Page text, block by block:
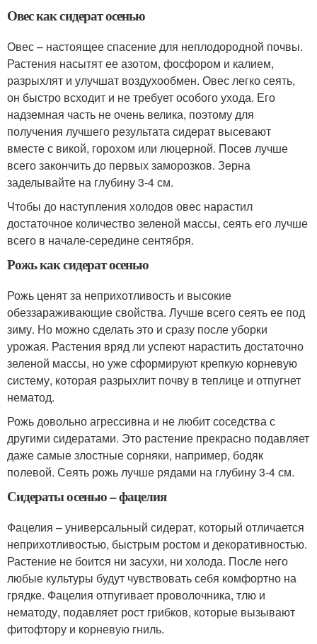
Овес как сидерат осенью
Овес – настоящее спасение для неплодородной почвы.
Растения насытят ее азотом, фосфором и калием,
разрыхлят и улучшат воздухообмен. Овес легко сеять,
он быстро всходит и не требует особого ухода. Его
надземная часть не очень велика, поэтому для
получения лучшего результата сидерат высевают
вместе с викой, горохом или люцерной. Посев лучше
всего закончить до первых заморозков. Зерна
заделывайте на глубину 3-4 см.
Чтобы до наступления холодов овес нарастил
достаточное количество зеленой массы, сеять его лучше
всего в начале-середине сентября.
Рожь как сидерат осенью
Рожь ценят за неприхотливость и высокие
обеззараживающие свойства. Лучше всего сеять ее под
зиму. Но можно сделать это и сразу после уборки
урожая. Растения вряд ли успеют нарастить достаточно
зеленой массы, но уже сформируют крепкую корневую
систему, которая разрыхлит почву в теплице и отпугнет
нематод.
Рожь довольно агрессивна и не любит соседства с
другими сидератами. Это растение прекрасно подавляет
даже самые злостные сорняки, например, бодяк
полевой. Сеять рожь лучше рядами на глубину 3-4 см.
Сидераты осенью – фацелия
Фацелия – универсальный сидерат, который отличается
неприхотливостью, быстрым ростом и декоративностью.
Растение не боится ни засухи, ни холода. После него
любые культуры будут чувствовать себя комфортно на
грядке. Фацелия отпугивает проволочника, тлю и
нематоду, подавляет рост грибков, которые вызывают
фитофтору и корневую гниль.